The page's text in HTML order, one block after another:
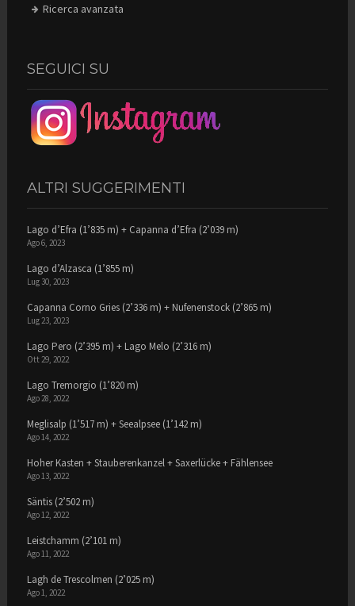
Ricerca avanzata
SEGUICI SU
ALTRI SUGGERIMENTI
Lago d’Efra (1’835 m) + Capanna d’Efra (2’039 m)
Ago 6, 2023
Lago d’Alzasca (1’855 m)
Lug 30, 2023
Capanna Corno Gries (2’336 m) + Nufenenstock (2’865 m)
Lug 23, 2023
Lago Pero (2’395 m) + Lago Melo (2’316 m)
Ott 29, 2022
Lago Tremorgio (1’820 m)
Ago 28, 2022
Meglisalp (1’517 m) + Seealpsee (1’142 m)
Ago 14, 2022
Hoher Kasten + Stauberenkanzel + Saxerlücke + Fählensee
Ago 13, 2022
Säntis (2’502 m)
Ago 12, 2022
Leistchamm (2’101 m)
Ago 11, 2022
Lagh de Trescolmen (2’025 m)
Ago 1, 2022